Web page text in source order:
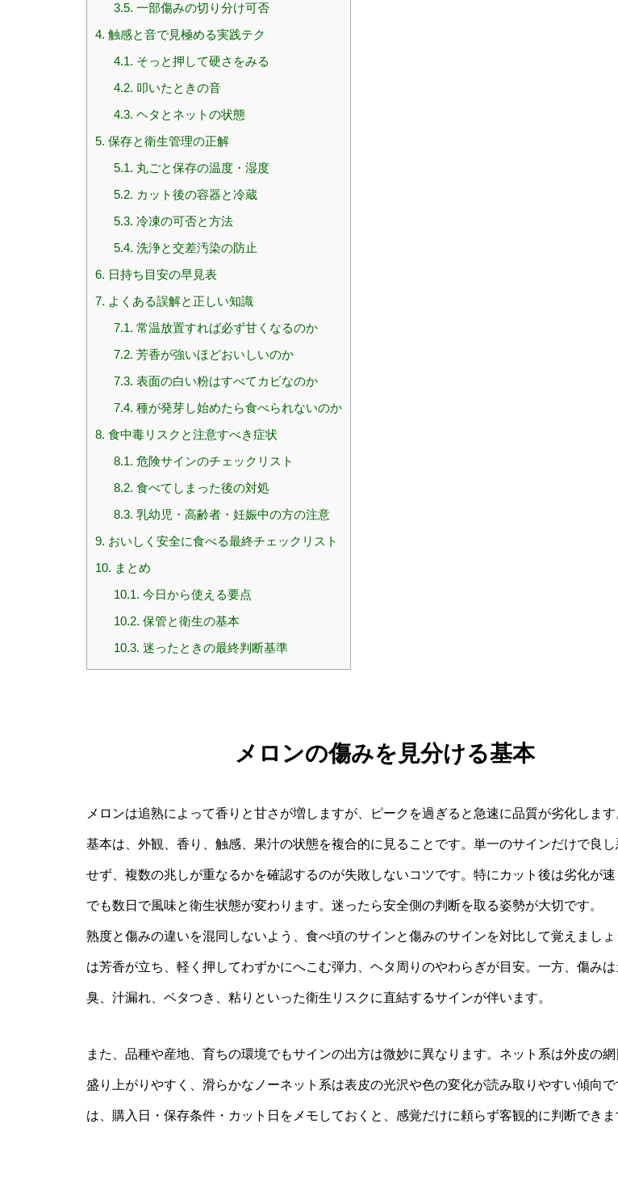
3.5. 一部傷みの切り分け可否
4. 触感と音で見極める実践テク
4.1. そっと押して硬さをみる
4.2. 叩いたときの音
4.3. ヘタとネットの状態
5. 保存と衛生管理の正解
5.1. 丸ごと保存の温度・湿度
5.2. カット後の容器と冷蔵
5.3. 冷凍の可否と方法
5.4. 洗浄と交差汚染の防止
6. 日持ち目安の早見表
7. よくある誤解と正しい知識
7.1. 常温放置すれば必ず甘くなるのか
7.2. 芳香が強いほどおいしいのか
7.3. 表面の白い粉はすべてカビなのか
7.4. 種が発芽し始めたら食べられないのか
8. 食中毒リスクと注意すべき症状
8.1. 危険サインのチェックリスト
8.2. 食べてしまった後の対処
8.3. 乳幼児・高齢者・妊娠中の方の注意
9. おいしく安全に食べる最終チェックリスト
10. まとめ
10.1. 今日から使える要点
10.2. 保管と衛生の基本
10.3. 迷ったときの最終判断基準
メロンの傷みを見分ける基本
メロンは追熟によって香りと甘さが増しますが、ピークを過ぎると急速に品質が劣化しま
基本は、外観、香り、触感、果汁の状態を複合的に見ることです。単一のサインだけで良
せず、複数の兆しが重なるかを確認するのが失敗しないコツです。特にカット後は劣化が
でも数日で風味と衛生状態が変わります。迷ったら安全側の判断を取る姿勢が大切です。
熟度と傷みの違いを混同しないよう、食べ頃のサインと傷みのサインを対比して覚えまし
は芳香が立ち、軽く押してわずかにへこむ弾力、ヘタ周りのやわらぎが目安。一方、傷み
臭、汁漏れ、ベタつき、粘りといった衛生リスクに直結するサインが伴います。
また、品種や産地、育ちの環境でもサインの出方は微妙に異なります。ネット系は外皮の網
盛り上がりやすく、滑らかなノーネット系は表皮の光沢や色の変化が読み取りやすい傾向
は、購入日・保存条件・カット日をメモしておくと、感覚だけに頼らず客観的に判断できま